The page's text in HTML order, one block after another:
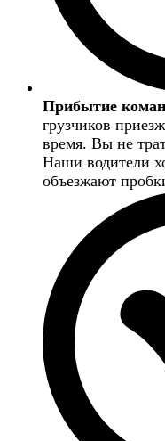
Прибытие
грузчиков
время. Вы не
Наши водители
объезжают